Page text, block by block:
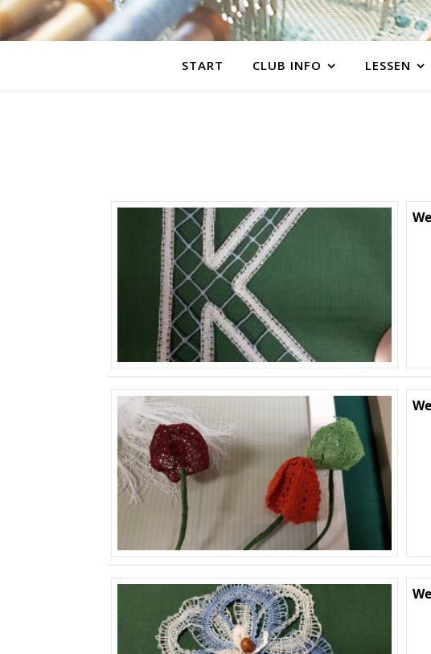
START CLUB INFO LESSEN